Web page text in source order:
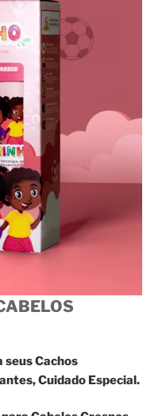
seus Cachos
Cuidado Especial.